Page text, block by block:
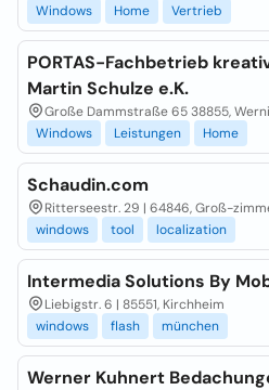
Windows
Home Vertrieb
PORTAS-Fachbetrieb
Martin Schulze e.K.
Große Dammstraße 65 38855,
Windows
Leistungen Home
Schaudin.com
Ritterseestr. 29 | 64846, Groß-
windows
tool localization
Intermedia Solutions By
Liebigstr. 6 | 85551, Kirchheim
windows
flash münchen
Werner Kuhnert